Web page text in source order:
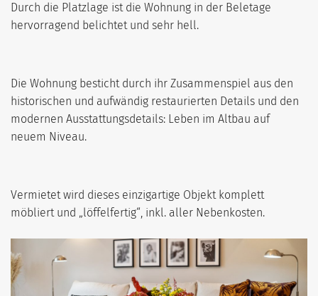
Durch die Platzlage ist die Wohnung in der Beletage
hervorragend belichtet und sehr hell.
Die Wohnung besticht durch ihr Zusammenspiel aus den
historischen und aufwändig restaurierten Details und den
modernen Ausstattungsdetails: Leben im Altbau auf
neuem Niveau.
Vermietet wird dieses einzigartige Objekt komplett
möbliert und „löffelfertig“, inkl. aller Nebenkosten.